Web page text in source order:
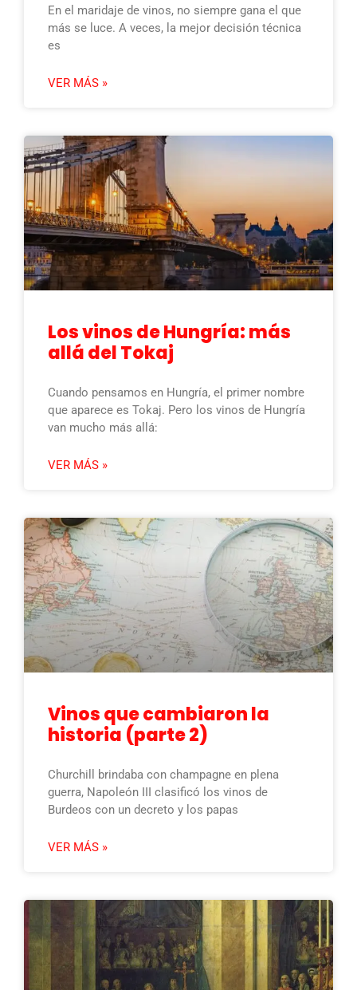
En el maridaje de vinos, no siempre gana el que
más se luce. A veces, la mejor decisión técnica
es
VER MÁS »
Los vinos de Hungría: más
allá del Tokaj
Cuando pensamos en Hungría, el primer nombre
que aparece es Tokaj. Pero los vinos de Hungría
van mucho más allá:
VER MÁS »
Vinos que cambiaron la
historia (parte 2)
Churchill brindaba con champagne en plena
guerra, Napoleón III clasificó los vinos de
Burdeos con un decreto y los papas
VER MÁS »